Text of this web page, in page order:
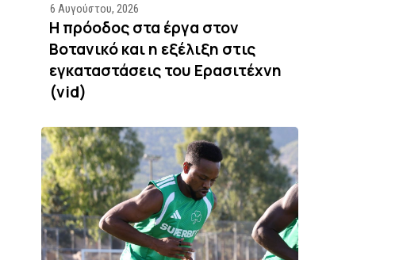
6 Αυγούστου, 2026
Η πρόοδος στα έργα στον
Βοτανικό και η εξέλιξη στις
εγκαταστάσεις του Ερασιτέχνη
(vid)